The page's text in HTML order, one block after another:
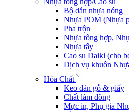
Nhựa tổng hợp/Cao su
Bộ dẫn nhựa nóng
Nhựa POM (Nhựa
Pha trộn
Nhựa tổng hợp,
Nhựa tẩy
Cao su Daiki (cho
Dịch vụ khuôn
Hóa Chất
Keo dán gỗ & giấy
Chất làm đông
Mực in, Phụ gia